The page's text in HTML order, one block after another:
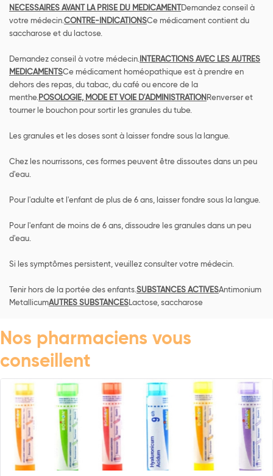
NECESSAIRES AVANT LA PRISE DU MEDICAMENTDemandez conseil à
votre médecin.CONTRE-INDICATIONSCe médicament contient du
saccharose et du lactose.
Demandez conseil à votre médecin. INTERACTIONS AVEC LES AUTRES
MEDICAMENTSCe médicament homéopathique est à prendre en
dehors des repas, du tabac, du café ou encore de la
menthe.POSOLOGIE, MODE ET VOIE D'ADMINISTRATION Renverser et
tourner le bouchon pour sortir les granules du tube.
Les granules et les doses sont à laisser fondre sous la langue.
Chez les nourrissons, ces formes peuvent être dissoutes dans un peu
d'eau.
Pour l'adulte et l'enfant de plus de 6 ans, laisser fondre sous la langue.
Pour l'enfant de moins de 6 ans, dissoudre les granules dans un peu
d'eau.
Si les symptômes persistent, veuillez consulter votre médecin.
Tenir hors de la portée des enfants.SUBSTANCES ACTIVESAntimonium
MetallicumAUTRES SUBSTANCESLactose, saccharose
Nos pharmaciens vous
conseillent